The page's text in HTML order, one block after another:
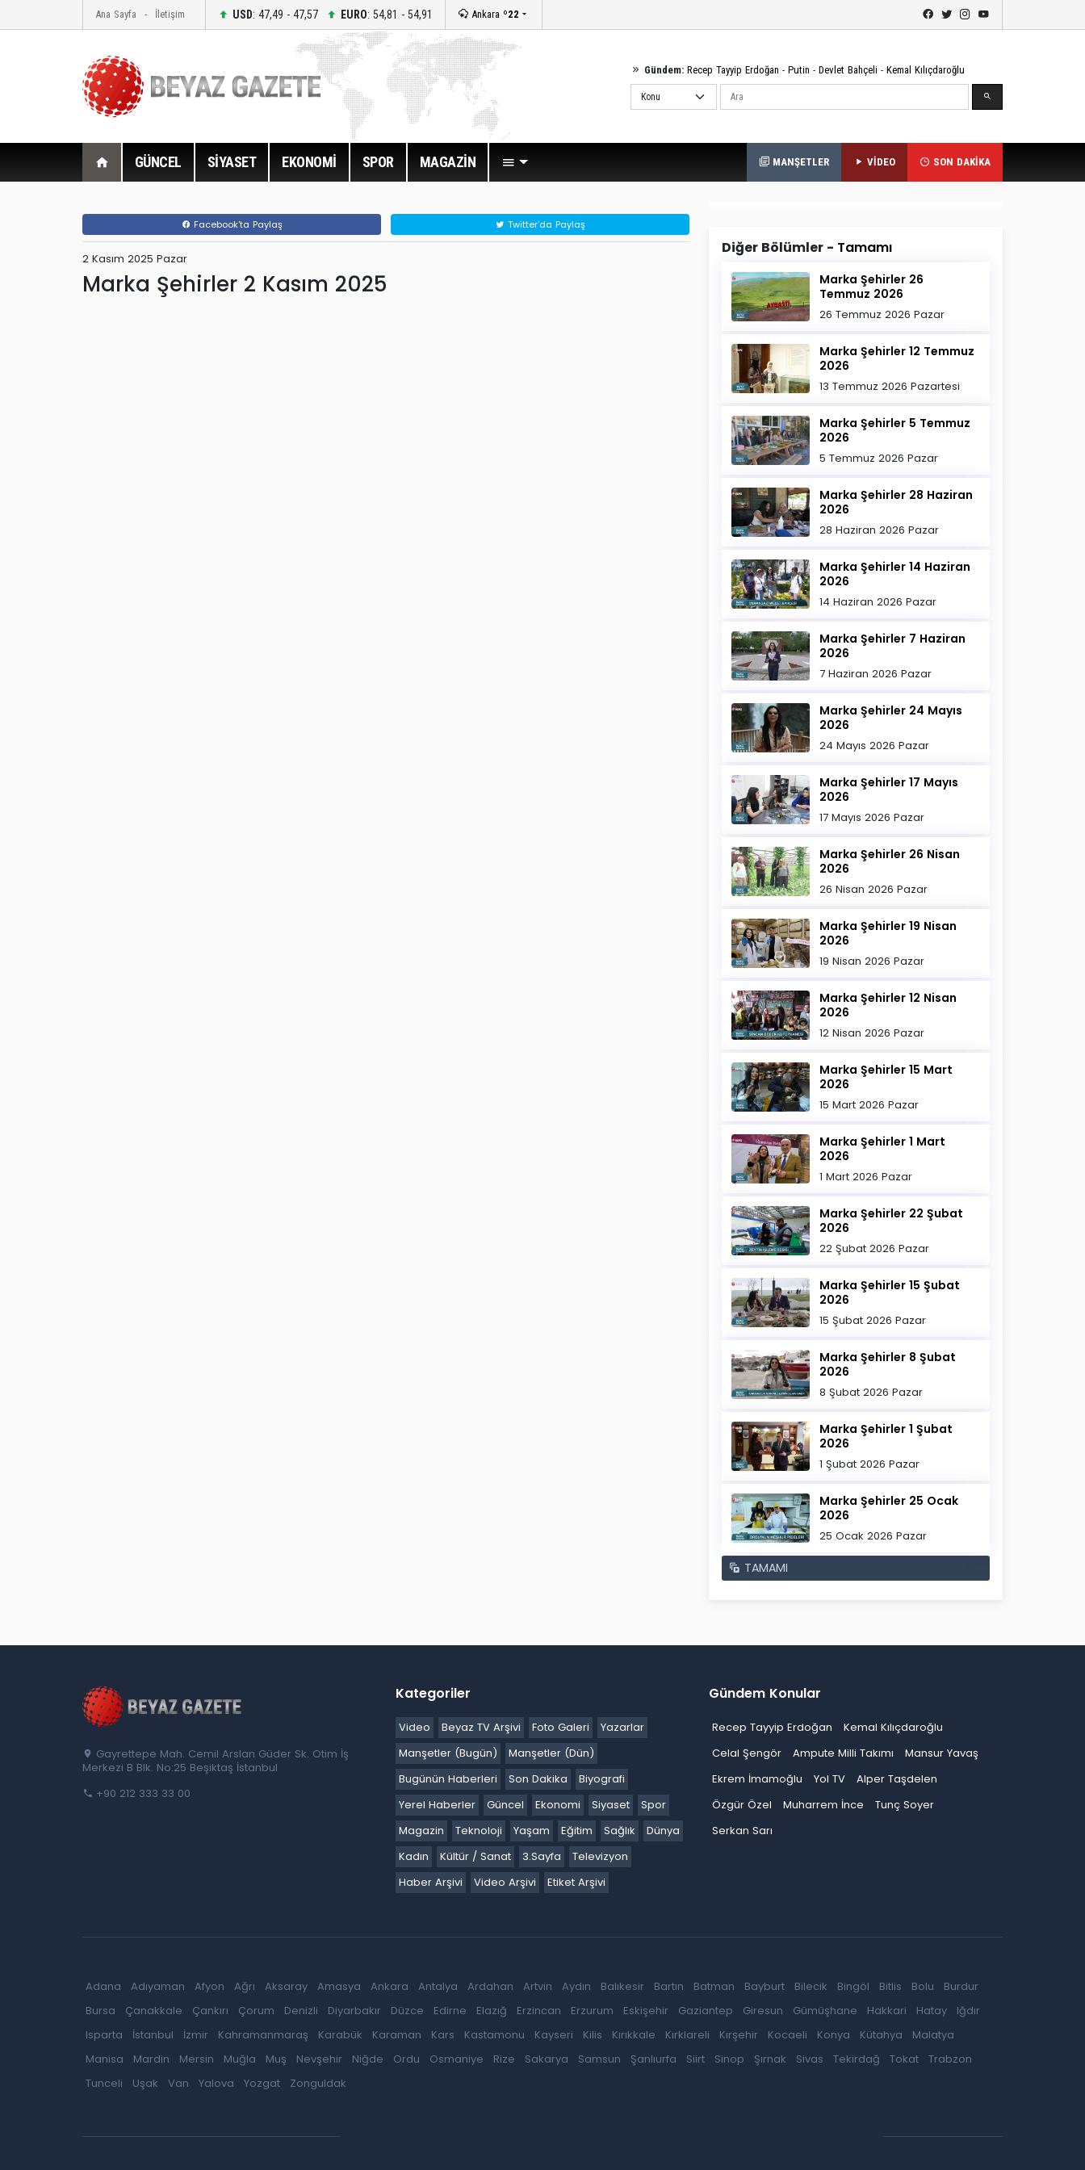
Ana Sayfa İletişim USD: 47,49 - 47,57 EURO: 54,81 - 54,91 Ankara º22
Gündem: Recep Tayyip Erdoğan - Putin - Devlet Bahçeli - Kemal Kılıçdaroğlu
Ara
GÜNCEL SİYASET EKONOMİ SPOR MAGAZİN MANŞETLER VİDEO SON DAKİKA
Facebook'ta Paylaş Twitter'da Paylaş
2 Kasım 2025 Pazar
Marka Şehirler 2 Kasım 2025
Diğer Bölümler - Tamamı
Marka Şehirler 26
Temmuz 2026
26 Temmuz 2026 Pazar
Marka Şehirler 12 Temmuz
2026
13 Temmuz 2026 Pazartesi
Marka Şehirler 5 Temmuz
2026
5 Temmuz 2026 Pazar
Marka Şehirler 28 Haziran
2026
28 Haziran 2026 Pazar
Marka Şehirler 14 Haziran
2026
14 Haziran 2026 Pazar
Marka Şehirler 7 Haziran
2026
7 Haziran 2026 Pazar
Marka Şehirler 24 Mayıs
2026
24 Mayıs 2026 Pazar
Marka Şehirler 17 Mayıs
2026
17 Mayıs 2026 Pazar
Marka Şehirler 26 Nisan
2026
26 Nisan 2026 Pazar
Marka Şehirler 19 Nisan
2026
19 Nisan 2026 Pazar
Marka Şehirler 12 Nisan
2026
12 Nisan 2026 Pazar
Marka Şehirler 15 Mart
2026
15 Mart 2026 Pazar
Marka Şehirler 1 Mart
2026
1 Mart 2026 Pazar
Marka Şehirler 22 Şubat
2026
22 Şubat 2026 Pazar
Marka Şehirler 15 Şubat
2026
15 Şubat 2026 Pazar
Marka Şehirler 8 Şubat
2026
8 Şubat 2026 Pazar
Marka Şehirler 1 Şubat
2026
1 Şubat 2026 Pazar
Marka Şehirler 25 Ocak
2026
25 Ocak 2026 Pazar
TAMAMI
Gayrettepe Mah. Cemil Arslan Güder Sk. Otim İş
Merkezi B Blk. No:25 Beşiktaş İstanbul
+90 212 333 33 00
Kategoriler
Video Beyaz TV Arşivi Foto Galeri
Yazarlar
Manşetler (Bugün)
Manşetler (Dün)
Bugünün Haberleri
Son Dakika
Biyografi
Yerel Haberler
Güncel Ekonomi Siyaset
Spor
Magazin
Teknoloji Yaşam Eğitim Sağlık
Dünya
Kadın
Kültür / Sanat 3.Sayfa
Televizyon
Haber Arşivi
Video Arşivi Etiket Arşivi
Gündem Konular
Recep Tayyip Erdoğan
Kemal Kılıçdaroğlu
Celal Şengör
Ampute Milli Takımı
Mansur Yavaş
Ekrem İmamoğlu
Yol TV
Alper Taşdelen
Özgür Özel
Muharrem İnce
Tunç Soyer
Serkan Sarı
Adana Adıyaman Afyon Ağrı Aksaray Amasya Ankara Antalya Ardahan Artvin Aydın Balıkesir Bartın Batman Bayburt Bilecik Bingöl Bitlis Bolu
Burdur
Bursa
Çanakkale Çankırı Çorum Denizli Diyarbakır Düzce Edirne Elazığ Erzincan Erzurum Eskişehir Gaziantep Giresun Gümüşhane Hakkari Hatay
Iğdır
Isparta
İstanbul İzmir Kahramanmaraş Karabük Karaman Kars Kastamonu Kayseri Kilis Kırıkkale Kırklareli Kırşehir Kocaeli Konya Kütahya
Malatya
Manisa
Mardin Mersin Muğla Muş Nevşehir Niğde Ordu Osmaniye Rize Sakarya Samsun Şanlıurfa Siirt Sinop Şırnak Sivas Tekirdağ Tokat
Trabzon
Tunceli
Uşak Van Yalova Yozgat Zonguldak